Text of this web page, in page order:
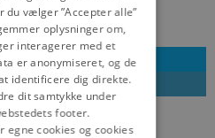
filmarkiv.
DEL PÅ TWITTER
UDSKRIV
du vælger ”Accepter alle”
oplysninger om,
interagerer med et
er anonymiseret, og de
identificere dig direkte.
dit samtykke under
footer.
egne cookies og cookies